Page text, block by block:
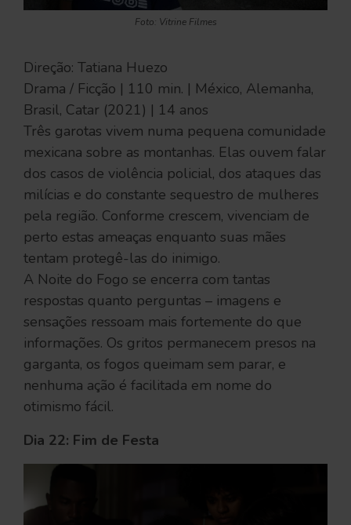
Foto: Vitrine Filmes
Direção: Tatiana Huezo
Drama / Ficção | 110 min. | México, Alemanha,
Brasil, Catar (2021) | 14 anos
Três garotas vivem numa pequena comunidade
mexicana sobre as montanhas. Elas ouvem falar
dos casos de violência policial, dos ataques das
milícias e do constante sequestro de mulheres
pela região. Conforme crescem, vivenciam de
perto estas ameaças enquanto suas mães
tentam protegê-las do inimigo.
A Noite do Fogo se encerra com tantas
respostas quanto perguntas – imagens e
sensações ressoam mais fortemente do que
informações. Os gritos permanecem presos na
garganta, os fogos queimam sem parar, e
nenhuma ação é facilitada em nome do
otimismo fácil.
Dia 22: Fim de Festa